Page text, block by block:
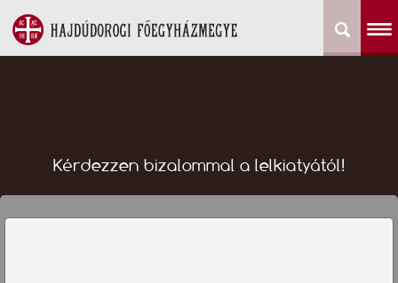
Kérdezzen bizalommal a lelkiatyától!